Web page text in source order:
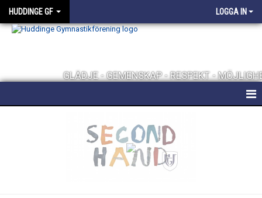
HUDDINGE GF LOGGA IN
GLÄDJE - GEMENSKAP - RESPEKT -